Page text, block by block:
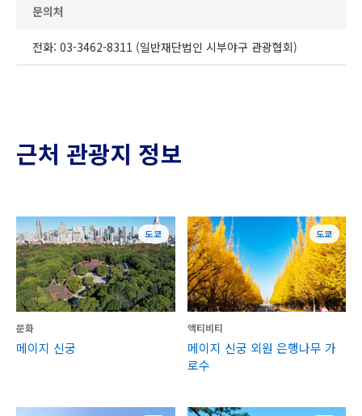
문의처
전화: 03-3462-8311 (일반재단법인 시부야구 관광협회)
근처 관광지 정보
도쿄
문화
메이지 신궁
도쿄
액티비티
메이지 신궁 외원 은행나무 가
로수